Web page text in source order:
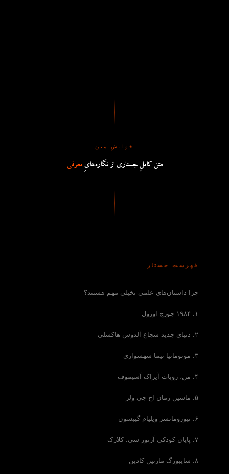
خوانشِ متن
متن کاملِ جستاری از نگاره‌هایِ معرفی
فهرست جستار
چرا داستان‌های علمی-تخیلی مهم هستند؟
۱. ۱۹۸۴ جورج اورول
۲. دنیای جدید شجاع آلدوس هاکسلی
۳. مونومانیا نیما شهسواری
۴. من، روبات آیزاک آسیموف
۵. ماشین زمان اچ جی ولز
۶. نیورومانسر ویلیام گیبسون
۷. پایان کودکی آرتور سی. کلارک
۸. سایبورگ مارتین کادین